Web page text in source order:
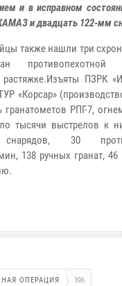
и в исправном
и двадцать 122-мм
также нашли три
ПЗРК
«Корсар»
гранатометов РПГ-7,
тысячи выстрелов к
снарядов, 30
138 ручных гранат,
ОПЕРАЦИЯ 396